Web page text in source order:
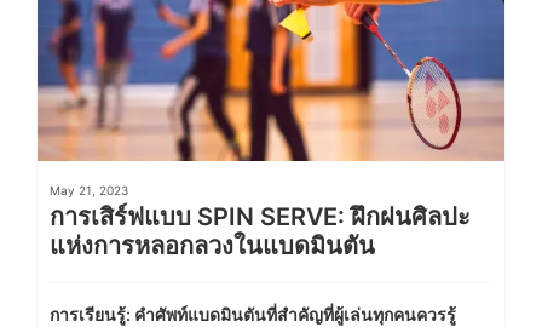
May 21, 2023
การเสิร์ฟแบบ SPIN SERVE: ฝึกฝนศิลปะ
แห่งการหลอกลวงในแบดมินตัน
การเรียนรู้: คำศัพท์แบดมินตันที่สำคัญที่ผู้เล่นทุกคนควรรู้